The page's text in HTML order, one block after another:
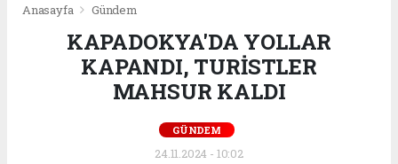
Anasayfa Gündem
KAPADOKYA'DA YOLLAR
KAPANDI, TURİSTLER
MAHSUR KALDI
GÜNDEM
24.11.2024 - 10:02